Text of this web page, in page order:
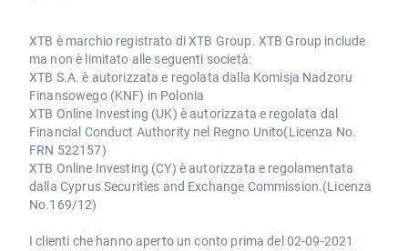
XTB è marchio registrato di XTB Group. XTB Group include
ma non è limitato alle seguenti società:
XTB S.A. è autorizzata e regolata dalla Komisja Nadzoru
Finansowego (KNF) in Polonia
XTB Online Investing (UK) è autorizzata e regolata dal
Financial Conduct Authority nel Regno Unito(Licenza No.
FRN 522157)
XTB Online Investing (CY) è autorizzata e regolamentata
dalla Cyprus Securities and Exchange Commission.(Licenza
No.169/12)
I clienti che hanno aperto un conto prima del 02-09-2021